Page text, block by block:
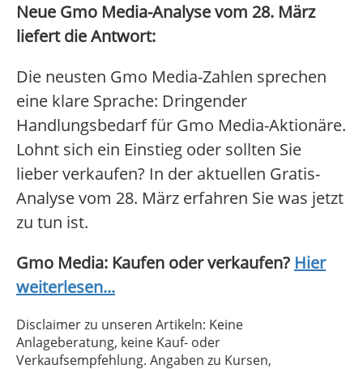
Neue Gmo Media-Analyse vom 28. März
liefert die Antwort:
Die neusten Gmo Media-Zahlen sprechen
eine klare Sprache: Dringender
Handlungsbedarf für Gmo Media-Aktionäre.
Lohnt sich ein Einstieg oder sollten Sie
lieber verkaufen? In der aktuellen Gratis-
Analyse vom 28. März erfahren Sie was jetzt
zu tun ist.
Gmo Media: Kaufen oder verkaufen? Hier
weiterlesen...
Disclaimer zu unseren Artikeln: Keine
Anlageberatung, keine Kauf- oder
Verkaufsempfehlung. Angaben zu Kursen,